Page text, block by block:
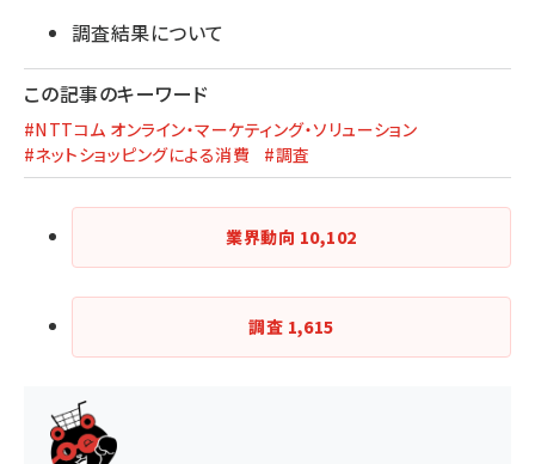
調査結果について
この記事のキーワード
#NTTコム オンライン・マーケティング・ソリューション
#ネットショッピングによる消費
#調査
業界動向 10,102
調査 1,615